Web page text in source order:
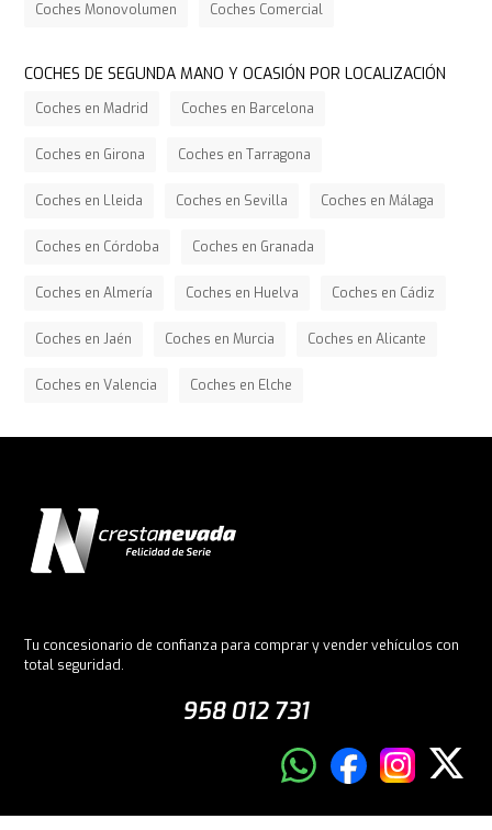
Coches Monovolumen Coches Comercial
COCHES DE SEGUNDA MANO Y OCASIÓN POR LOCALIZACIÓN
Coches en Madrid Coches en Barcelona
Coches en Girona Coches en Tarragona
Coches en Lleida Coches en Sevilla Coches en Málaga
Coches en Córdoba Coches en Granada
Coches en Almería Coches en Huelva Coches en Cádiz
Coches en Jaén Coches en Murcia Coches en Alicante
Coches en Valencia Coches en Elche
Tu concesionario de confianza para comprar y vender vehículos con
total seguridad.
958 012 731